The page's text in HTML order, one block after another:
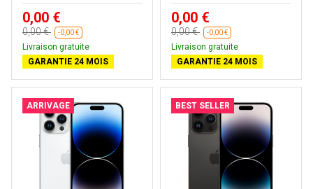
0,00 €
0,00 € -0,00 €
Livraison gratuite
GARANTIE 24 MOIS
0,00 €
0,00 € -0,00 €
Livraison gratuite
GARANTIE 24 MOIS
ARRIVAGE BEST SELLER